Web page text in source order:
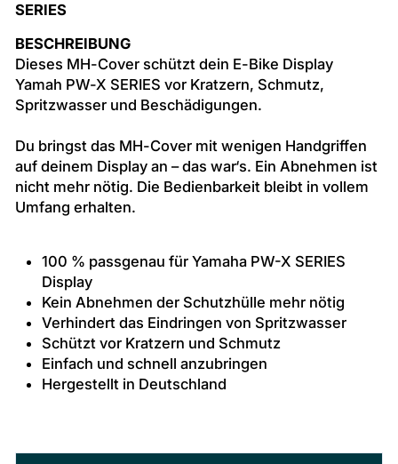
SERIES
BESCHREIBUNG
Dieses MH-Cover schützt dein E-Bike Display
Yamah PW-X SERIES vor Kratzern, Schmutz,
Spritzwasser und Beschädigungen.
Du bringst das MH-Cover mit wenigen Handgriffen
auf deinem Display an – das war‘s. Ein Abnehmen ist
nicht mehr nötig. Die Bedienbarkeit bleibt in vollem
Umfang erhalten.
100 % passgenau für Yamaha PW-X SERIES
Display
Kein Abnehmen der Schutzhülle mehr nötig
Verhindert das Eindringen von Spritzwasser
Schützt vor Kratzern und Schmutz
Einfach und schnell anzubringen
Hergestellt in Deutschland